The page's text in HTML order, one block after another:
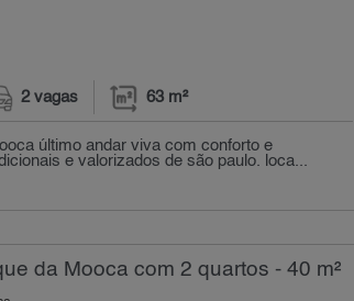
2 vagas 63 m²
último andar viva com conforto e
e valorizados de são paulo. loca...
da Mooca com 2 quartos - 40 m²